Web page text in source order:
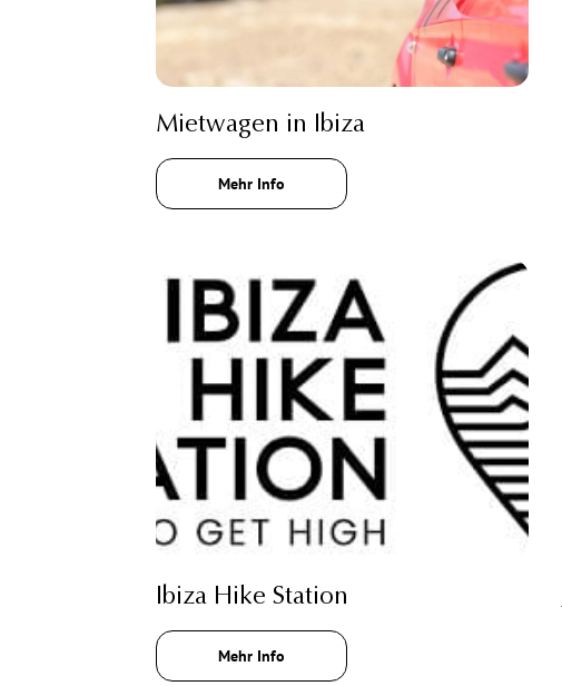
Mietwagen in Ibiza
Mehr Info
Ibiza Hike Station
Mehr Info